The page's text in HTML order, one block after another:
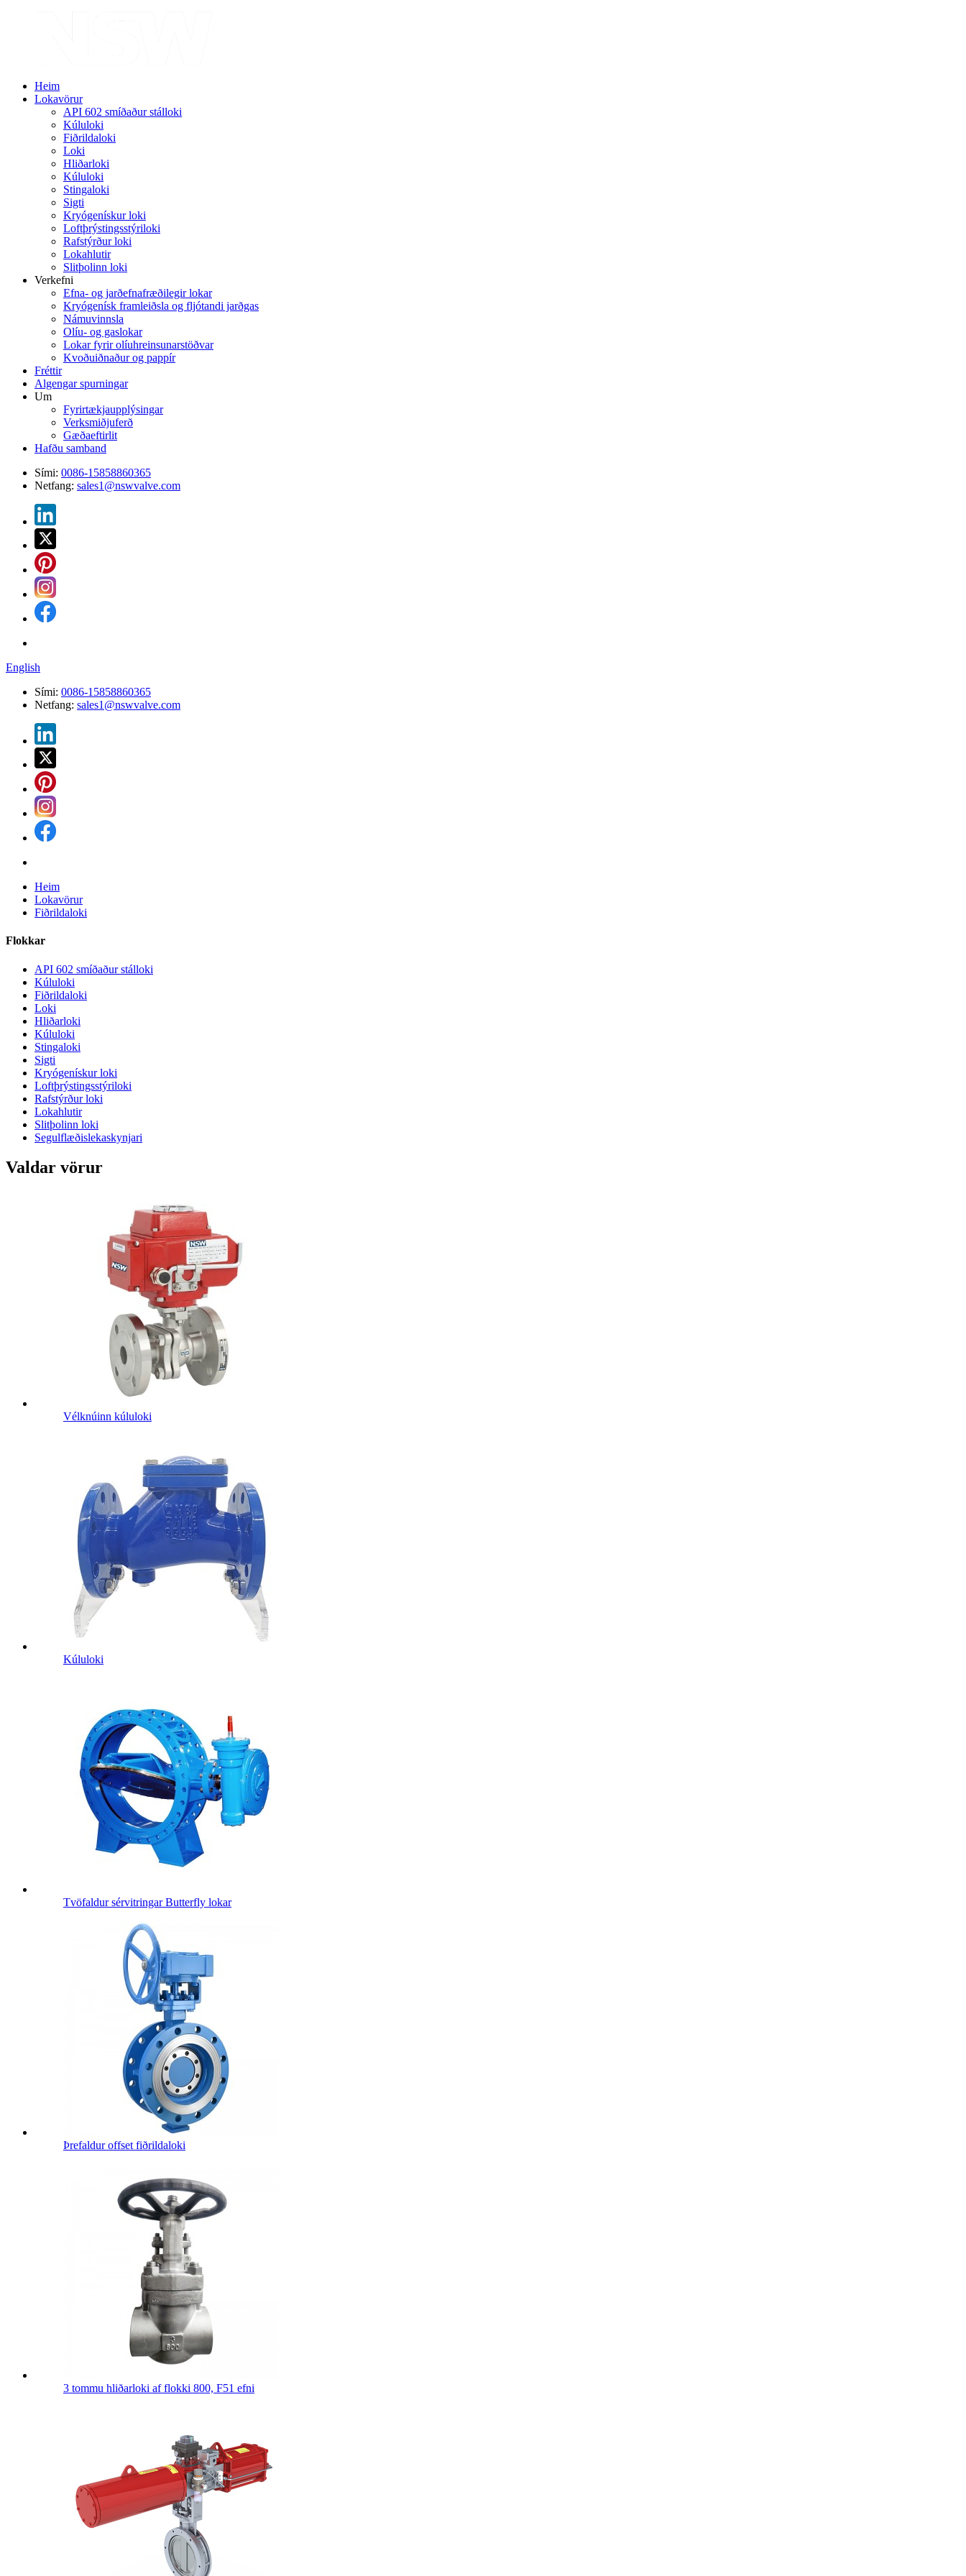
Heim
Lokavörur
API 602 smíðaður stálloki
Kúluloki
Fiðrildaloki
Loki
Hliðarloki
Kúluloki
Stingaloki
Sigti
Kryógenískur loki
Loftþrýstingsstýriloki
Rafstýrður loki
Lokahlutir
Slitþolinn loki
Verkefni
Efna- og jarðefnafræðilegir lokar
Kryógenísk framleiðsla og fljótandi jarðgas
Námuvinnsla
Olíu- og gaslokar
Lokar fyrir olíuhreinsunarstöðvar
Kvoðuiðnaður og pappír
Fréttir
Algengar spurningar
Um
Fyrirtækjaupplýsingar
Verksmiðjuferð
Gæðaeftirlit
Hafðu samband
Sími: 0086-15858860365
Netfang: sales1@nswvalve.com
English
Sími: 0086-15858860365
Netfang: sales1@nswvalve.com
Heim
Lokavörur
Fiðrildaloki
Flokkar
API 602 smíðaður stálloki
Kúluloki
Fiðrildaloki
Loki
Hliðarloki
Kúluloki
Stingaloki
Sigti
Kryógenískur loki
Loftþrýstingsstýriloki
Rafstýrður loki
Lokahlutir
Slitþolinn loki
Segulflæðislekaskynjari
Valdar vörur
Vélknúinn kúluloki
Kúluloki
Tvöfaldur sérvitringar Butterfly lokar
Þrefaldur offset fiðrildaloki
3 tommu hliðarloki af flokki 800, F51 efni